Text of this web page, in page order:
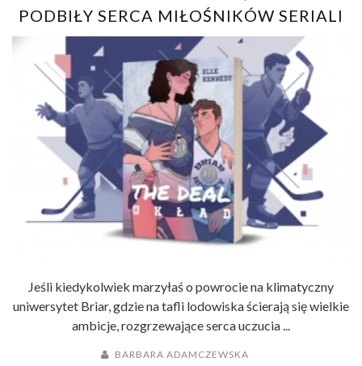
PODBIŁY SERCA MIŁOŚNIKÓW SERIALI
Jeśli kiedykolwiek marzyłaś o powrocie na klimatyczny
uniwersytet Briar, gdzie na tafli lodowiska ścierają się wielkie
ambicje, rozgrzewające serca uczucia ...
BARBARA ADAMCZEWSKA